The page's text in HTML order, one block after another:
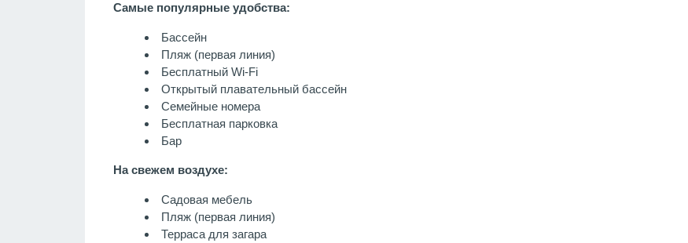
Самые популярные удобства:
Бассейн
Пляж (первая линия)
Бесплатный Wi-Fi
Открытый плавательный бассейн
Семейные номера
Бесплатная парковка
Бар
На свежем воздухе:
Садовая мебель
Пляж (первая линия)
Терраса для загара